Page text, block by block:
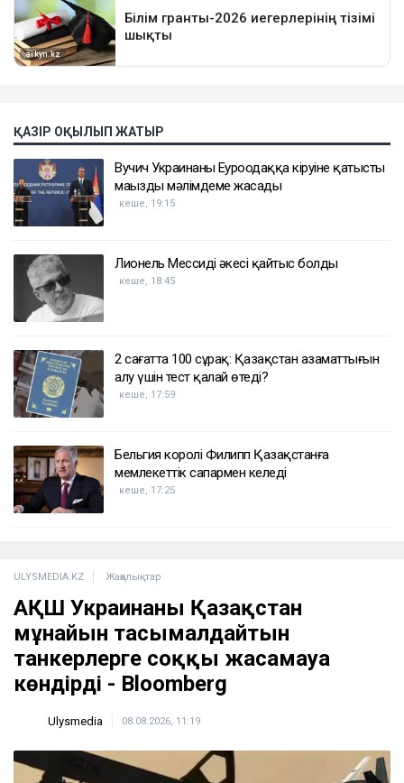
ҚАЗІР ОҚЫЛЫП ЖАТЫР
Вучич Украинаның Еуроодаққа кіруіне қатысты
маңызды мәлімдеме жасады
кеше, 19:15
Лионель Мессидің әкесі қайтыс болды
кеше, 18:45
2 сағатта 100 сұрақ: Қазақстан азаматтығын
алу үшін тест қалай өтеді?
кеше, 17:59
Бельгия королі Филипп Қазақстанға
мемлекеттік сапармен келеді
кеше, 17:25
ULYSMEDIA.KZ Жаңалықтар
АҚШ Украинаны Қазақстан
мұнайын тасымалдайтын
танкерлерге соққы жасамауға
көндірді - Bloomberg
Ulysmedia 08.08.2026, 11:19